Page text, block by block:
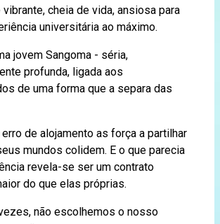
vibrante, cheia de vida, ansiosa para
universitária ao máximo.
jovem Sangoma - séria,
profunda, ligada aos
de uma forma que a separa das
erro de alojamento as força a partilhar
mundos colidem. E o que parecia
revela-se ser um contrato
do que elas próprias.
não escolhemos o nosso